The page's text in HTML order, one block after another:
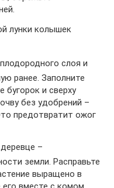
лунки колышек
слоя и
ранее. Заполните
бугорок и сверху
без удобрений –
предотвратит ожог
–
земли. Расправьте
выращено в